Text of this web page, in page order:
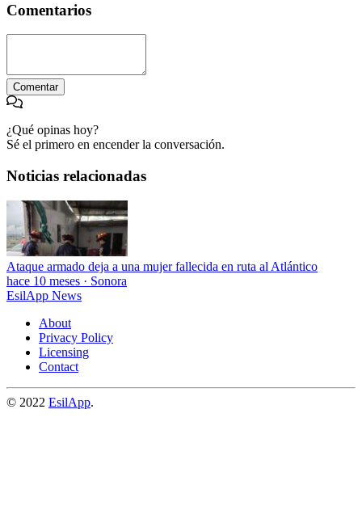
Comentarios
Comentar
¿Qué opinas hoy?
Sé el primero en encender la conversación.
Noticias relacionadas
Ataque armado deja a una mujer fallecida en ruta al Atlántico
hace 10 meses · Sonora
EsilApp News
About
Privacy Policy
Licensing
Contact
© 2022 EsilApp.